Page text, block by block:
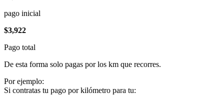
pago inicial
$3,922
Pago total
De esta forma solo pagas por los km que recorres.
Por ejemplo:
Si contratas tu pago por kilómetro para tu: